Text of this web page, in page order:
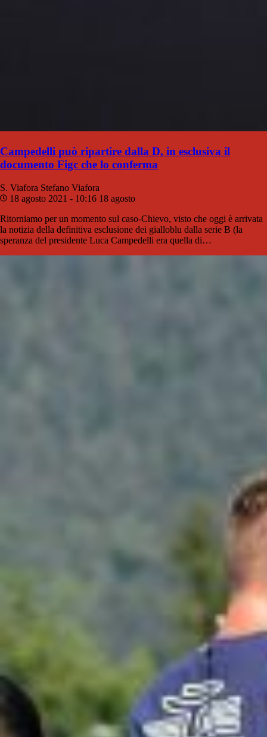
Campedelli può ripartire dalla D, in esclusiva il
documento Figc che lo conferma
S. Viafora Stefano Viafora
18 agosto 2021 - 10:16 18 agosto
Ritorniamo per un momento sul caso-Chievo, visto che oggi è arrivata
la notizia della definitiva esclusione dei gialloblu dalla serie B (la
speranza del presidente Luca Campedelli era quella di…